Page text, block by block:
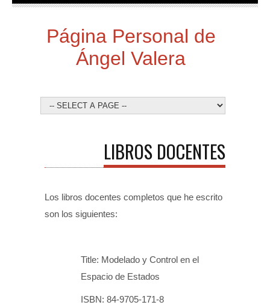
Página Personal de
Ángel Valera
LIBROS DOCENTES
Los libros docentes completos que he escrito
son los siguientes:
Title: Modelado y Control en el
Espacio de Estados
ISBN: 84-9705-171-8